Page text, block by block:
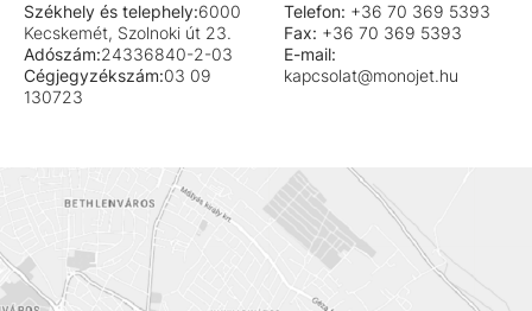
Székhely és telephely:6000
Kecskemét, Szolnoki út 23.
Adószám:24336840-2-03
Cégjegyzékszám:03 09
130723
Telefon: +36 70 369 5393
Fax: +36 70 369 5393
E-mail:
kapcsolat@monojet.hu